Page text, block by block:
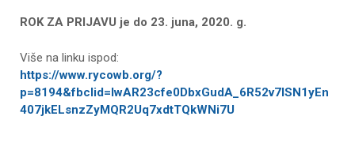
ROK ZA PRIJAVU je do 23. juna, 2020. g.
Više na linku ispod:
https://www.rycowb.org/?
p=8194&fbclid=IwAR23cfe0DbxGudA_6R52v7lSN1yEn
407jkELsnzZyMQR2Uq7xdtTQkWNi7U